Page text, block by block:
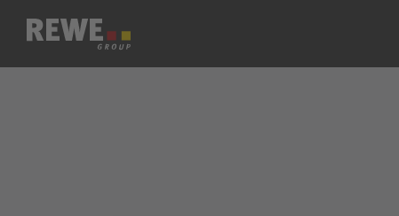
Zum Inhalt springen